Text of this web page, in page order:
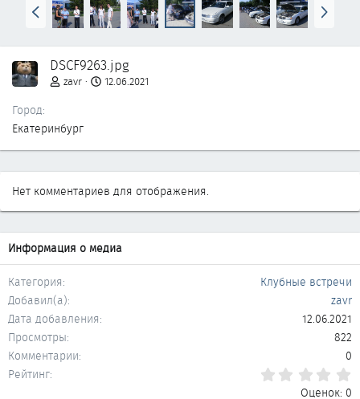
Н
а
а
д
В
п
р
DSCF9263.jpg
zavr 12.06.2021
Город
Екатеринбург
Нет комментариев для отображения.
Информация о медиа
Категория
Клубные встречи
Добавил(а)
zavr
Дата добавления
12.06.2021
Просмотры
822
Комментарии
0
Рейтинг
Оценок: 0